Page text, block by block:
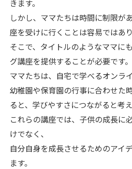
きます。
しかし、ママたちは時間に制限が
座を受けに行くことは容易ではあ
そこで、タイトルのようなママに
グ講座を提供することが必要です。
ママたちは、自宅で学べるオンラ
幼稚園や保育園の行事に合わせた
ると、学びやすさにつながると考え
これらの講座では、子供の成長に
けでなく、
自分自身を成長させるためのアイ
ます。